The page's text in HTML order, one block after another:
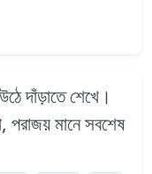
দাঁড়াতে শেখে।
পরাজয় মানে সবশেষ